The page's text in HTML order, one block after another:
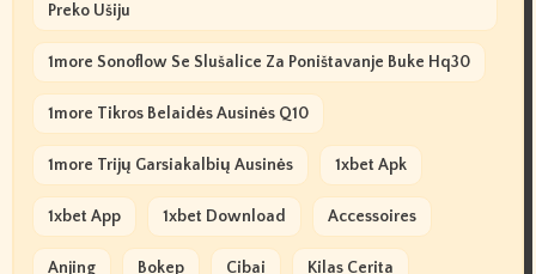
Preko Ušiju
1more Sonoflow Se Slušalice Za Poništavanje Buke Hq30
1more Tikros Belaidės Ausinės Q10
1more Trijų Garsiakalbių Ausinės 1xbet Apk
1xbet App 1xbet Download Accessoires
Anjing Bokep Cibai Kilas Cerita